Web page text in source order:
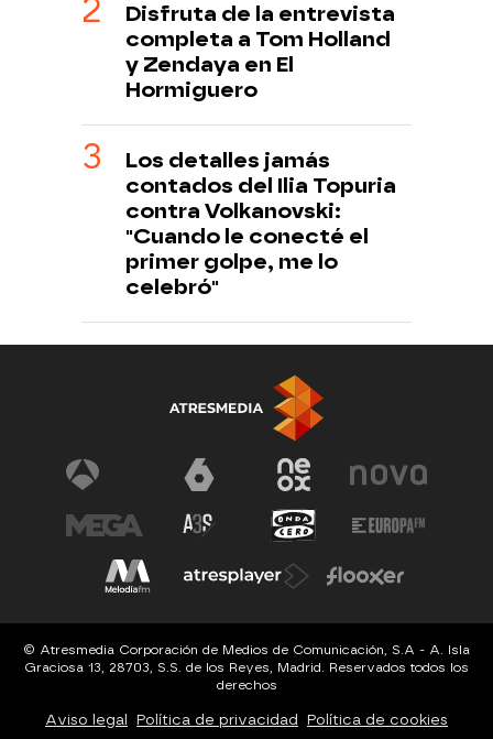
Disfruta de la entrevista
completa a Tom Holland
y Zendaya en El
Hormiguero
Los detalles jamás
contados del Ilia Topuria
contra Volkanovski:
"Cuando le conecté el
primer golpe, me lo
celebró"
© Atresmedia Corporación de Medios de Comunicación, S.A - A. Isla
Graciosa 13, 28703, S.S. de los Reyes, Madrid. Reservados todos los
derechos
Aviso legal Política de privacidad Política de cookies